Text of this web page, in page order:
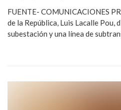
FUENTE- COMUNICACIONES
de la República, Luis Lacalle Pou,
subestación y una línea de